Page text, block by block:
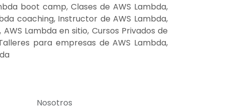
boot camp, Clases de AWS Lambda,
coaching, Instructor de AWS Lambda,
Lambda en sitio, Cursos Privados de
para empresas de AWS Lambda,
Nosotros